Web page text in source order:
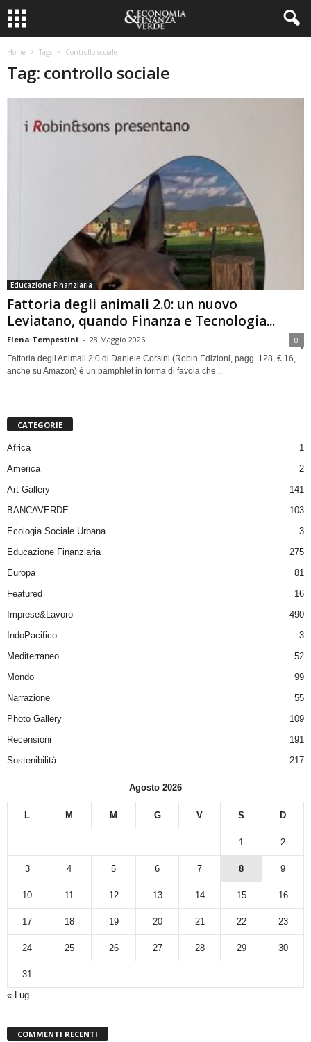
Home Tags Controllo sociale
Tag: controllo sociale
Educazione Finanziaria
Fattoria degli animali 2.0: un nuovo
Leviatano, quando Finanza e Tecnologia...
Elena Tempestini - 28 Maggio 2026 0
Fattoria degli Animali 2.0 di Daniele Corsini (Robin Edizioni, pagg. 128, € 16,
anche su Amazon) è un pamphlet in forma di favola che...
CATEGORIE
Africa
1
America
2
Art Gallery
141
BANCAVERDE
103
Ecologia Sociale Urbana
3
Educazione Finanziaria
275
Europa
81
Featured
16
Imprese&Lavoro
490
IndoPacifico
3
Mediterraneo
52
Mondo
99
Narrazione
55
Photo Gallery
109
Recensioni
191
Sostenibilità
217
Agosto 2026
L M M G V S D
1 2
3 4 5 6 7 8 9
10 11 12 13 14 15 16
17 18 19 20 21 22 23
24 25 26 27 28 29 30
31
« Lug
COMMENTI RECENTI